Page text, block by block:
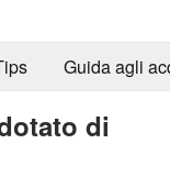
Guida agli
di